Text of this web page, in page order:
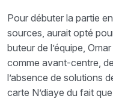
Pour débuter la partie
sources, aurait opté
buteur de l’équipe,
comme avant-centre,
l’absence de solutions
carte N’diaye du fait